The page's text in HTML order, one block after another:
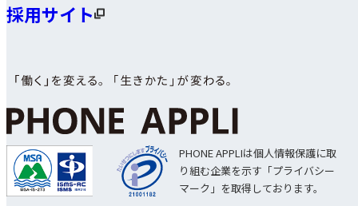
採用サイト
PHONE APPLIは個人情報保護に取
り組む企業を示す「プライバシー
マーク」を取得しております。